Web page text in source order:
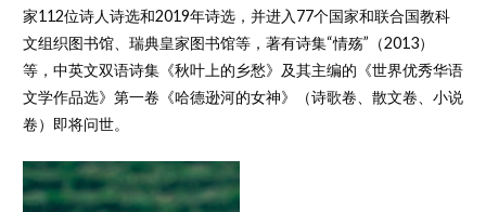
家112位诗人诗选和2019年诗选，并进入77个国家和联合国教科
文组织图书馆、瑞典皇家图书馆等，著有诗集“情殇”（2013）
等，中英文双语诗集《秋叶上的乡愁》及其主编的《世界优秀华语
文学作品选》第一卷《哈德逊河的女神》（诗歌卷、散文卷、小说
卷）即将问世。